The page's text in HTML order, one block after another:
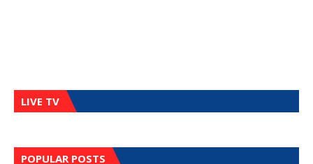
LIVE TV
POPULAR POSTS